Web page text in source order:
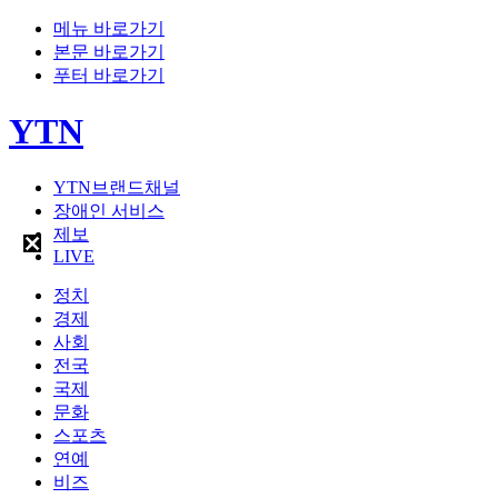
메뉴 바로가기
본문 바로가기
푸터 바로가기
YTN
YTN브랜드채널
장애인 서비스
제보
LIVE
정치
경제
사회
전국
국제
문화
스포츠
연예
비즈